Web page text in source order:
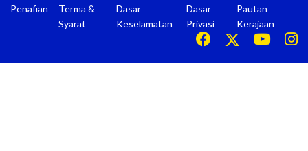
Penafian
Terma &
Syarat
Dasar
Keselamatan
Dasar
Privasi
Pautan
Kerajaan